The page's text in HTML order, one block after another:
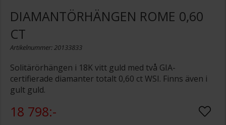
DIAMANTÖRHÄNGEN ROME 0,60
CT
Artikelnummer: 20133833
Solitärörhängen i 18K vitt guld med två GIA-
certifierade diamanter totalt 0,60 ct WSI. Finns även i
gult guld.
18 798:-